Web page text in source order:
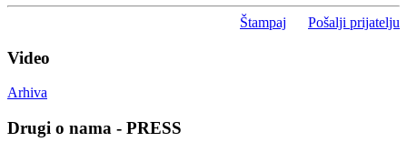
Štampaj Pošalji prijatelju
Video
Arhiva
Drugi o nama - PRESS